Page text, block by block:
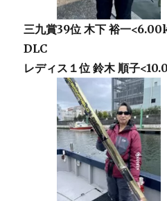
三九賞39位 木下 裕一
DLC
レディス１位 鈴木 順子